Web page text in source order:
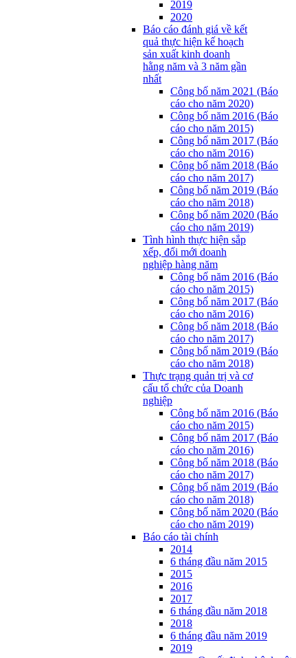
2019
2020
Báo cáo đánh giá về kết
quả thực hiện kế hoạch
sản xuất kinh doanh
hằng năm và 3 năm gần
nhất
Công bố năm 2021 (Báo
cáo cho năm 2020)
Công bố năm 2016 (Báo
cáo cho năm 2015)
Công bố năm 2017 (Báo
cáo cho năm 2016)
Công bố năm 2018 (Báo
cáo cho năm 2017)
Công bố năm 2019 (Báo
cáo cho năm 2018)
Công bố năm 2020 (Báo
cáo cho năm 2019)
Tình hình thực hiện sắp
xếp, đổi mới doanh
nghiệp hàng năm
Công bố năm 2016 (Báo
cáo cho năm 2015)
Công bố năm 2017 (Báo
cáo cho năm 2016)
Công bố năm 2018 (Báo
cáo cho năm 2017)
Công bố năm 2019 (Báo
cáo cho năm 2018)
Thực trạng quản trị và cơ
cấu tổ chức của Doanh
nghiệp
Công bố năm 2016 (Báo
cáo cho năm 2015)
Công bố năm 2017 (Báo
cáo cho năm 2016)
Công bố năm 2018 (Báo
cáo cho năm 2017)
Công bố năm 2019 (Báo
cáo cho năm 2018)
Công bố năm 2020 (Báo
cáo cho năm 2019)
Báo cáo tài chính
2014
6 tháng đầu năm 2015
2015
2016
2017
6 tháng đầu năm 2018
2018
6 tháng đầu năm 2019
2019